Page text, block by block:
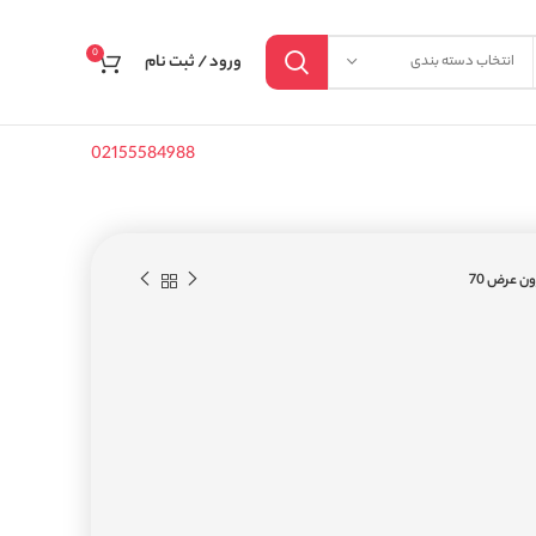
انتخاب دسته بندی ورود / ثبت نام 0
02155584988